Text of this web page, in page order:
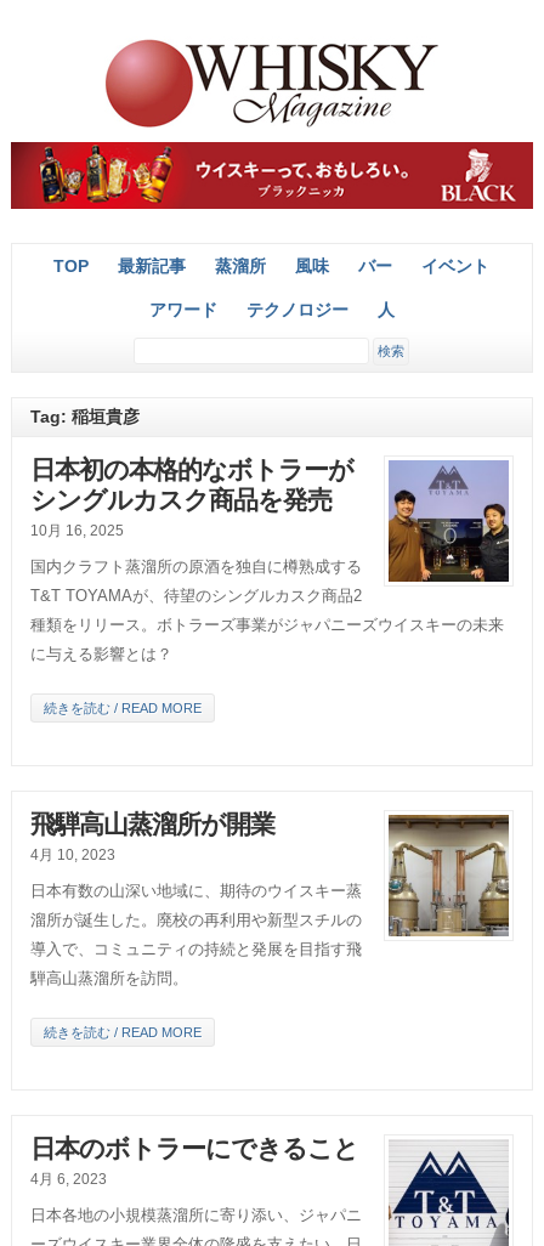
TOP 最新記事 蒸溜所 風味 バー イベント
アワード テクノロジー 人
Tag: 稲垣貴彦
日本初の本格的なボトラーが
シングルカスク商品を発売
10月 16, 2025
国内クラフト蒸溜所の原酒を独自に樽熟成する
T&T TOYAMAが、待望のシングルカスク商品2
種類をリリース。ボトラーズ事業がジャパニーズウイスキーの未来
に与える影響とは？
続きを読む / READ MORE
飛騨高山蒸溜所が開業
4月 10, 2023
日本有数の山深い地域に、期待のウイスキー蒸
溜所が誕生した。廃校の再利用や新型スチルの
導入で、コミュニティの持続と発展を目指す飛
騨高山蒸溜所を訪問。
続きを読む / READ MORE
日本のボトラーにできること
4月 6, 2023
日本各地の小規模蒸溜所に寄り添い、ジャパニ